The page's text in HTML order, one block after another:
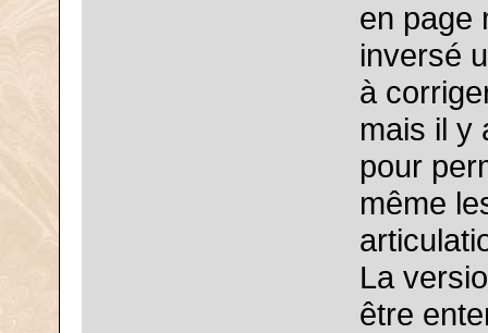
en page
inversé
à
mais il y
pour
même
La
être